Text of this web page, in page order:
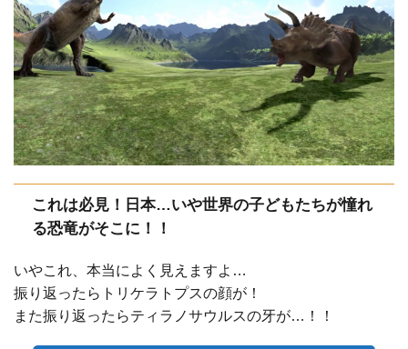
これは必見！日本…いや世界の子どもたちが憧れ
る恐竜がそこに！！
いやこれ、本当によく見えますよ…
振り返ったらトリケラトプスの顔が！
また振り返ったらティラノサウルスの牙が…！！